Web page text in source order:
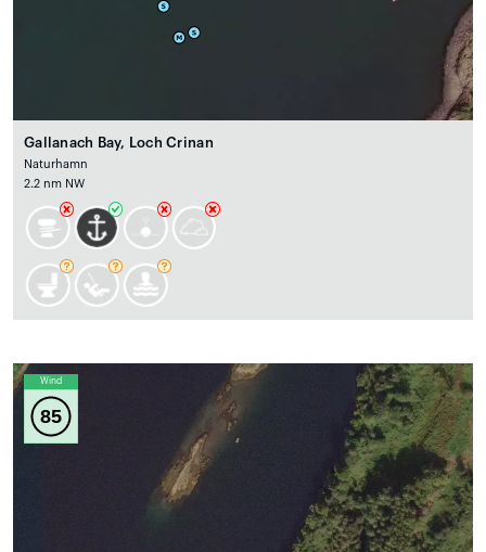
Gallanach Bay, Loch Crinan
Naturhamn
2.2 nm NW
Wind
85